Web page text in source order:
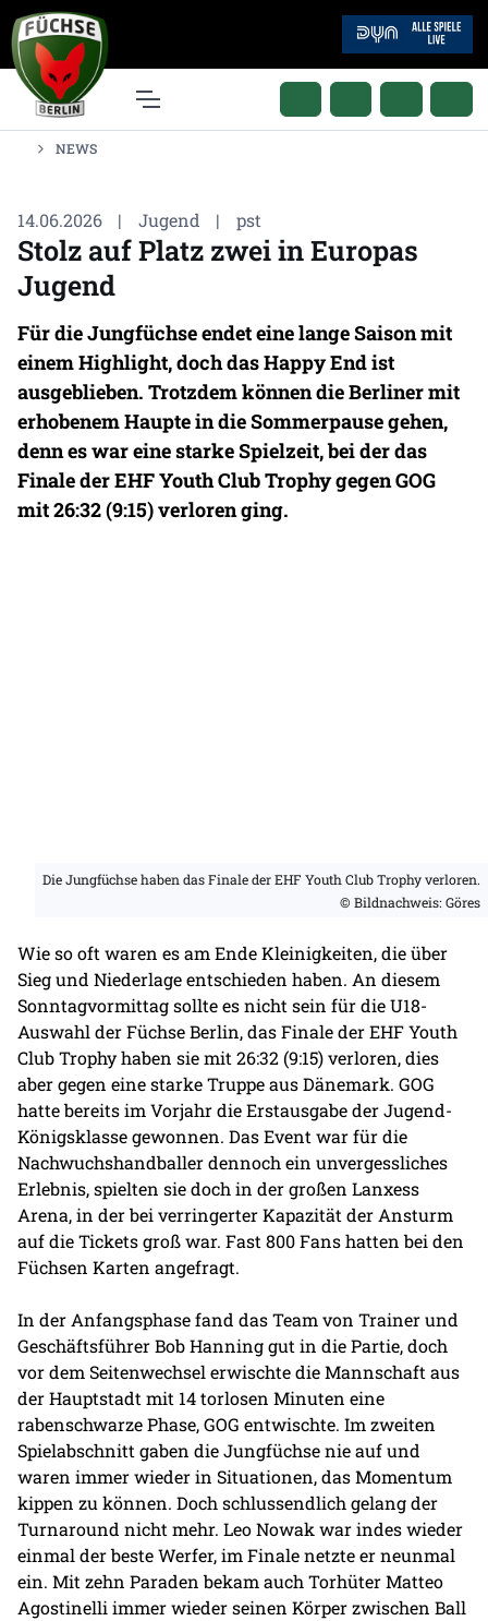
NEWS
14.06.2026 | Jugend | pst
Stolz auf Platz zwei in Europas
Jugend
Für die Jungfüchse endet eine lange Saison mit
einem Highlight, doch das Happy End ist
ausgeblieben. Trotzdem können die Berliner mit
erhobenem Haupte in die Sommerpause gehen,
denn es war eine starke Spielzeit, bei der das
Finale der EHF Youth Club Trophy gegen GOG
mit 26:32 (9:15) verloren ging.
Die Jungfüchse haben das Finale der EHF Youth Club Trophy verloren.
© Bildnachweis: Göres
Wie so oft waren es am Ende Kleinigkeiten, die über
Sieg und Niederlage entschieden haben. An diesem
Sonntagvormittag sollte es nicht sein für die U18-
Auswahl der Füchse Berlin, das Finale der EHF Youth
Club Trophy haben sie mit 26:32 (9:15) verloren, dies
aber gegen eine starke Truppe aus Dänemark. GOG
hatte bereits im Vorjahr die Erstausgabe der Jugend-
Königsklasse gewonnen. Das Event war für die
Nachwuchshandballer dennoch ein unvergessliches
Erlebnis, spielten sie doch in der großen Lanxess
Arena, in der bei verringerter Kapazität der Ansturm
auf die Tickets groß war. Fast 800 Fans hatten bei den
Füchsen Karten angefragt.
In der Anfangsphase fand das Team von Trainer und
Geschäftsführer Bob Hanning gut in die Partie, doch
vor dem Seitenwechsel erwischte die Mannschaft aus
der Hauptstadt mit 14 torlosen Minuten eine
rabenschwarze Phase, GOG entwischte. Im zweiten
Spielabschnitt gaben die Jungfüchse nie auf und
waren immer wieder in Situationen, das Momentum
kippen zu können. Doch schlussendlich gelang der
Turnaround nicht mehr. Leo Nowak war indes wieder
einmal der beste Werfer, im Finale netzte er neunmal
ein. Mit zehn Paraden bekam auch Torhüter Matteo
Agostinelli immer wieder seinen Körper zwischen Ball